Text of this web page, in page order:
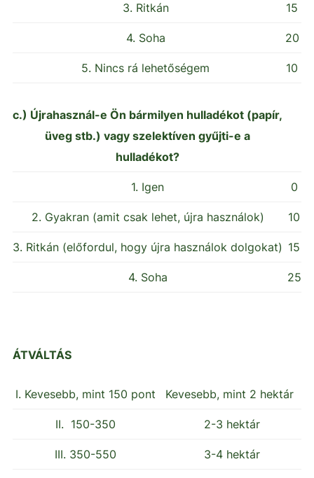
3. Ritkán 15
4. Soha 20
5. Nincs rá lehetőségem 10
c.) Újrahasznál-e Ön bármilyen hulladékot (papír,
üveg stb.) vagy szelektíven gyűjti-e a
hulladékot?
1. Igen 0
2. Gyakran (amit csak lehet, újra használok) 10
3. Ritkán (előfordul, hogy újra használok dolgokat) 15
4. Soha 25
ÁTVÁLTÁS
I. Kevesebb, mint 150 pont Kevesebb, mint 2 hektár
II. 150-350 2-3 hektár
III. 350-550 3-4 hektár